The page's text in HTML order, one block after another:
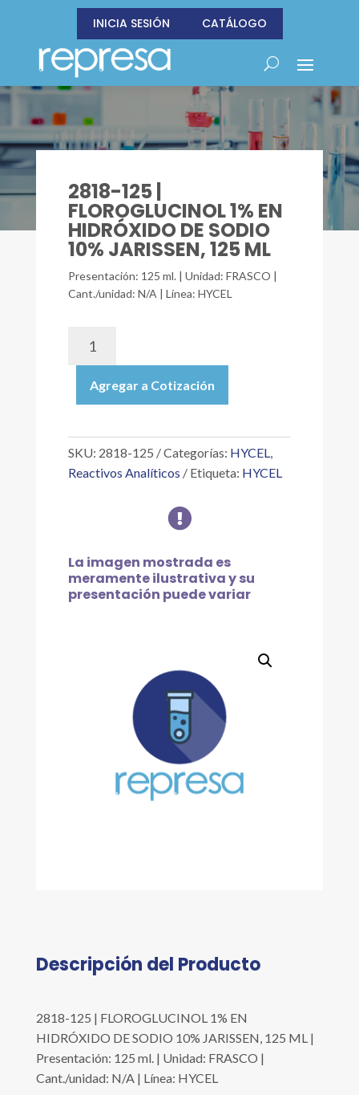
INICIA SESIÓN CATÁLOGO
2818-125 |
FLOROGLUCINOL 1% EN
HIDRÓXIDO DE SODIO
10% JARISSEN, 125 ML
Presentación: 125 ml. | Unidad: FRASCO |
Cant./unidad: N/A | Línea: HYCEL
FLOROGLUCINOL
1%
HIDRÓXIDO
SODIO
ML
cantidad
Agregar a Cotización
SKU: 2818-125 Categorías: HYCEL,
Reactivos Analíticos
Etiqueta: HYCEL

La imagen mostrada es
meramente ilustrativa y su
presentación puede variar
Descripción del Producto
2818-125 | FLOROGLUCINOL 1% EN
HIDRÓXIDO DE SODIO 10% JARISSEN, 125 ML |
Presentación: 125 ml. | Unidad: FRASCO |
Cant./unidad: N/A | Línea: HYCEL